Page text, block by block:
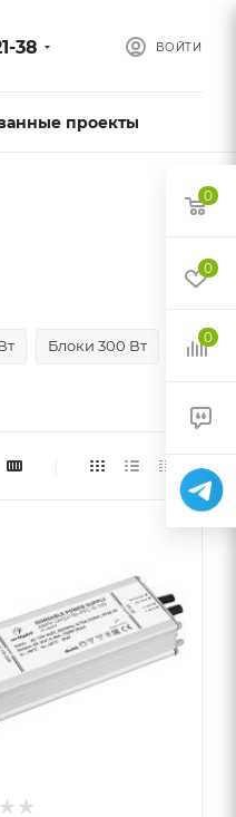
ВОЙТИ
38
проекты
Блоки 300 Вт
0
0
0